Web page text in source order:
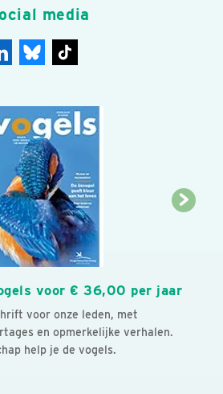
media
voor € 36,00 per jaar
voor onze leden, met
en opmerkelijke verhalen.
help je de vogels.